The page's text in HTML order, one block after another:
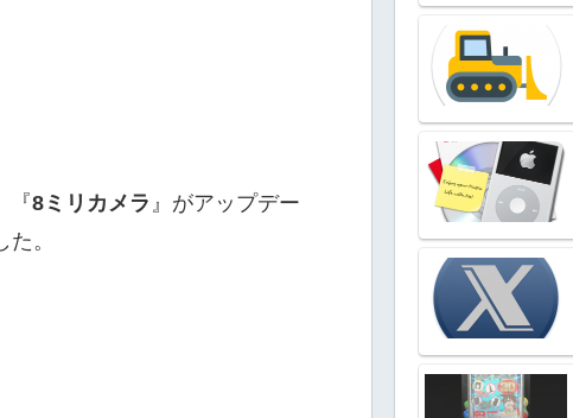
『8ミリカメラ 』がアップデー
。